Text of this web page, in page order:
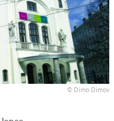
© Dimo Dimov